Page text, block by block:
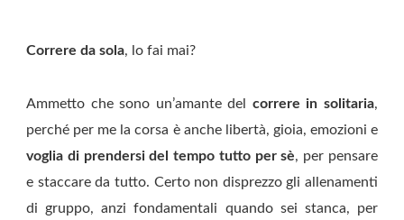
Correre da sola, lo fai mai?
Ammetto che sono un’amante del correre in solitaria,
perché per me la corsa è anche libertà, gioia, emozioni e
voglia di prendersi del tempo tutto per sè, per pensare
e staccare da tutto. Certo non disprezzo gli allenamenti
di gruppo, anzi fondamentali quando sei stanca, per